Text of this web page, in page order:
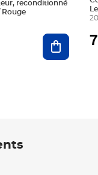
reconditionné
Rouge
Ajouter7